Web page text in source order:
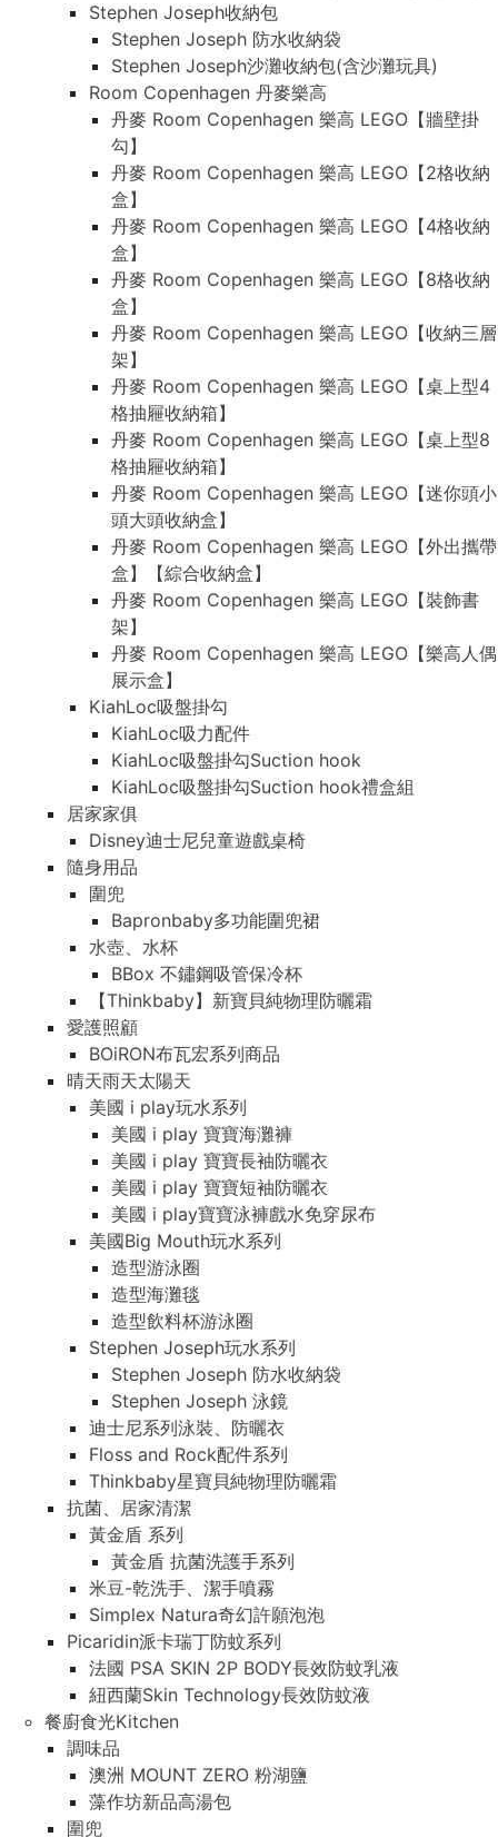
Stephen Joseph收納包
Stephen Joseph 防水收納袋
Stephen Joseph沙灘收納包(含沙灘玩具)
Room Copenhagen 丹麥樂高
丹麥 Room Copenhagen 樂高 LEGO【牆壁掛
勾】
丹麥 Room Copenhagen 樂高 LEGO【2格收納
盒】
丹麥 Room Copenhagen 樂高 LEGO【4格收納
盒】
丹麥 Room Copenhagen 樂高 LEGO【8格收納
盒】
丹麥 Room Copenhagen 樂高 LEGO【收納三層
架】
丹麥 Room Copenhagen 樂高 LEGO【桌上型4
格抽屜收納箱】
丹麥 Room Copenhagen 樂高 LEGO【桌上型8
格抽屜收納箱】
丹麥 Room Copenhagen 樂高 LEGO【迷你頭小
頭大頭收納盒】
丹麥 Room Copenhagen 樂高 LEGO【外出攜帶
盒】【綜合收納盒】
丹麥 Room Copenhagen 樂高 LEGO【裝飾書
架】
丹麥 Room Copenhagen 樂高 LEGO【樂高人偶
展示盒】
KiahLoc吸盤掛勾
KiahLoc吸力配件
KiahLoc吸盤掛勾Suction hook
KiahLoc吸盤掛勾Suction hook禮盒組
居家家俱
Disney迪士尼兒童遊戲桌椅
隨身用品
圍兜
Bapronbaby多功能圍兜裙
水壺、水杯
BBox 不鏽鋼吸管保冷杯
【Thinkbaby】新寶貝純物理防曬霜
愛護照顧
BOiRON布瓦宏系列商品
晴天雨天太陽天
美國 i play玩水系列
美國 i play 寶寶海灘褲
美國 i play 寶寶長袖防曬衣
美國 i play 寶寶短袖防曬衣
美國 i play寶寶泳褲戲水免穿尿布
美國Big Mouth玩水系列
造型游泳圈
造型海灘毯
造型飲料杯游泳圈
Stephen Joseph玩水系列
Stephen Joseph 防水收納袋
Stephen Joseph 泳鏡
迪士尼系列泳裝、防曬衣
Floss and Rock配件系列
Thinkbaby星寶貝純物理防曬霜
抗菌、居家清潔
黃金盾 系列
黃金盾 抗菌洗護手系列
米豆-乾洗手、潔手噴霧
Simplex Natura奇幻許願泡泡
Picaridin派卡瑞丁防蚊系列
法國 PSA SKIN 2P BODY長效防蚊乳液
紐西蘭Skin Technology長效防蚊液
餐廚食光Kitchen
調味品
澳洲 MOUNT ZERO 粉湖鹽
藻作坊新品高湯包
圍兜